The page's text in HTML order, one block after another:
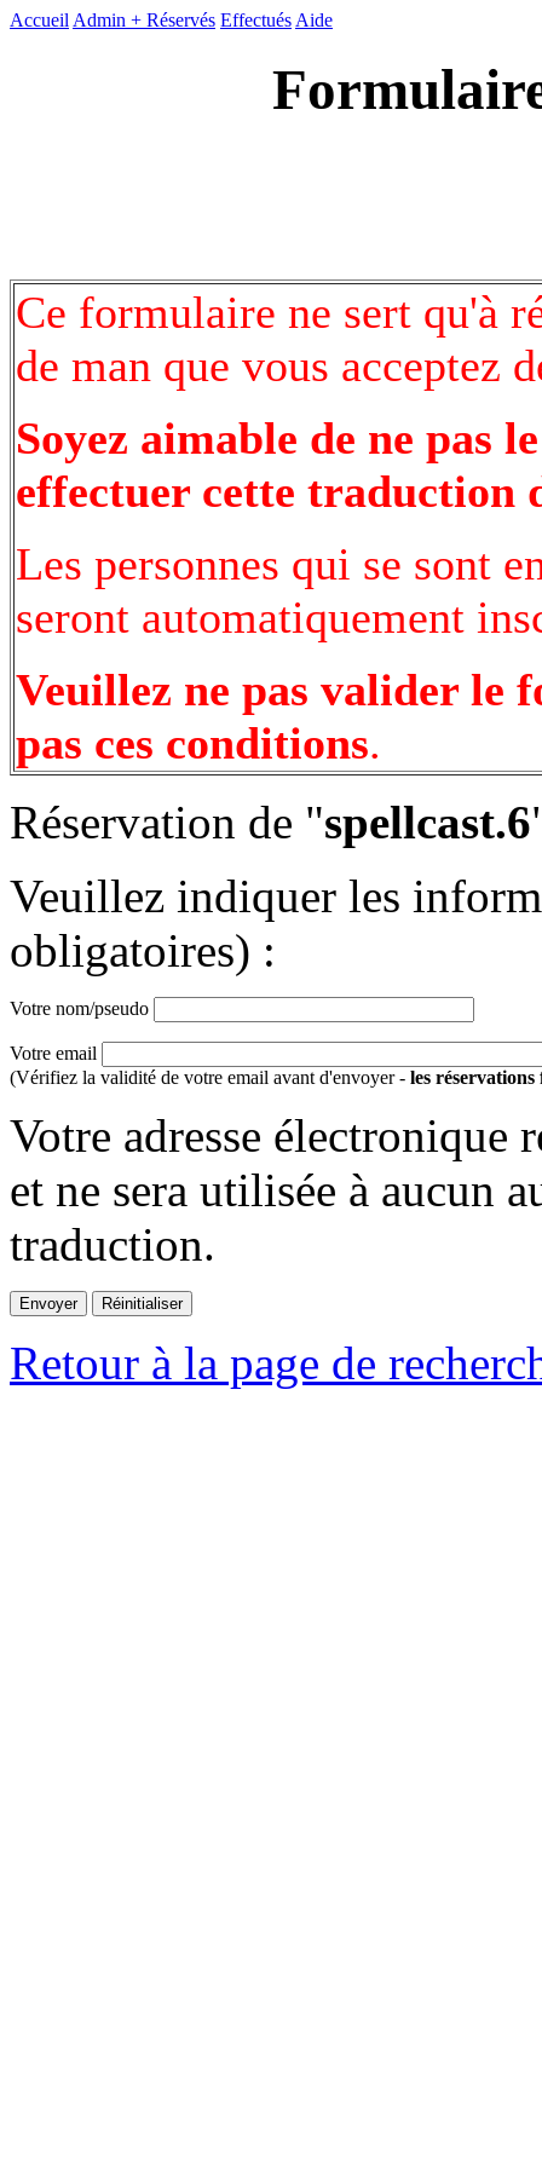
Accueil Admin + Réservés Effectués Aide
Ce formulaire ne sert qu'à
de man que vous acceptez
Soyez aimable de ne pas
effectuer cette traduction
Les personnes qui se sont
seront automatiquement
Veuillez ne pas valider le
pas ces conditions.
Réservation de "spellcast.6
Veuillez indiquer les
obligatoires) :
Votre nom/pseudo
Votre email
(Vérifiez la validité de votre email avant d'envoyer - les réservations
Votre adresse électronique
et ne sera utilisée à aucun
traduction.
Retour à la page de